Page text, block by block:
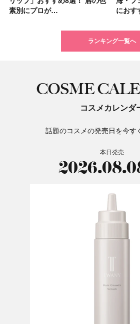
素別にプロが…
におす
マキアビュー…
ィーズ
素別にプロが…
におす
大人気の色付き…
トのパ
美容マニア集…
たり
17選
あり・
テム10選！
「
セージ ＆ シ…
Rosy…
ランキング一覧へ
COSME
コスメカレンダ
話題のコスメの発売日を今す
本日発売